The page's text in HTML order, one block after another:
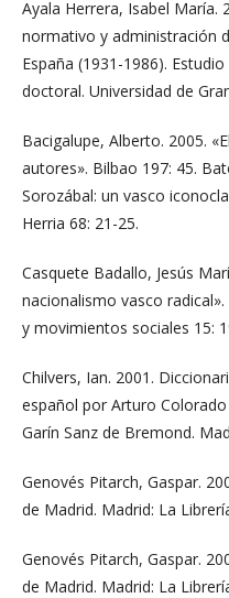
Ayala Herrera, Isabel María.
normativo y administración
España (1931-1986).
doctoral. Universidad de
Bacigalupe, Alberto. 2005.
autores». Bilbao 197: 45.
Sorozábal: un vasco
Herria 68: 21-25.
Casquete Badallo, Jesús
nacionalismo vasco
y movimientos sociales 15:
Chilvers, Ian. 2001.
español por Arturo
Garín Sanz de Bremond.
Genovés Pitarch, Gaspar.
de Madrid. Madrid: La
Genovés Pitarch, Gaspar.
de Madrid. Madrid: La